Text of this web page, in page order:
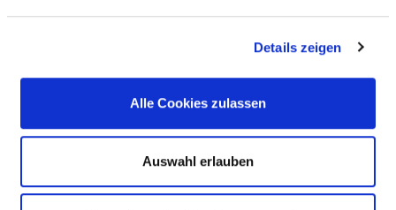
Details zeigen
Alle Cookies zulassen
Auswahl erlauben
Ambulante Fallzahl: 13.441
Krankenhausträger: Arberlandklinik Zwiesel,